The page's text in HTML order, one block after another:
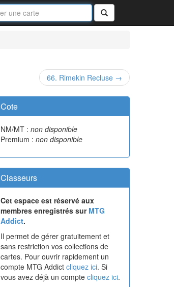
Rechercher
66. Rimekin Recluse →
Cote
NM/MT : non disponible
Premium : non disponible
Classeurs
Cet espace est réservé aux
membres enregistrés sur MTG
Addict.
Il permet de gérer gratuitement et
sans restriction vos collections de
cartes. Pour ouvrir rapidement un
compte MTG Addict cliquez ici. Si
vous avez déjà un compte cliquez ici.